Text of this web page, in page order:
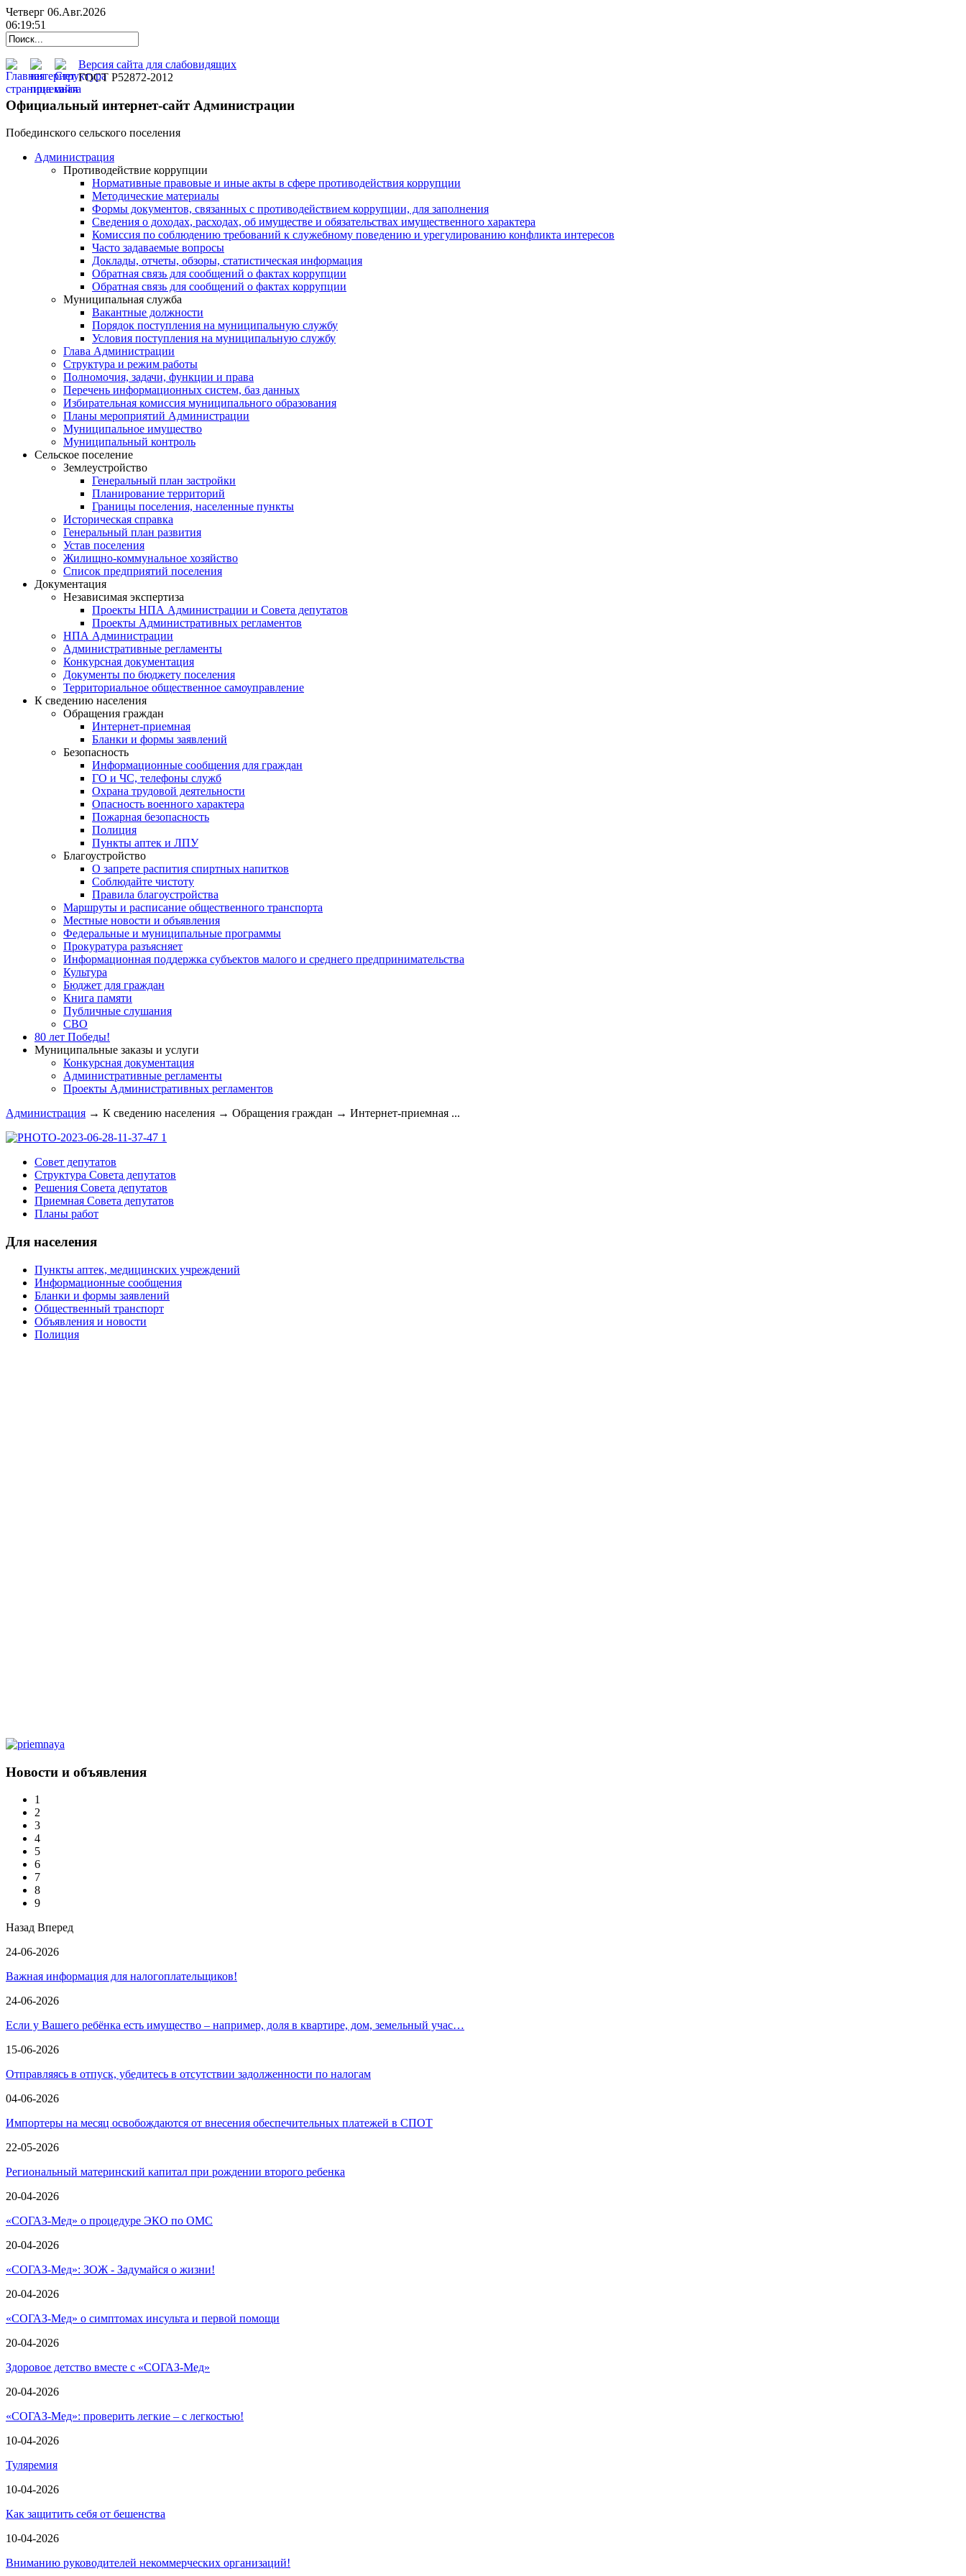
Четверг 06.Авг.2026
06:19:52
Версия сайта для слабовидящих
ГОСТ Р52872-2012
Официальный интернет-сайт Администрации
Побединского сельского поселения
Администрация
Противодействие коррупции
Нормативные правовые и иные акты в сфере противодействия коррупции
Методические материалы
Формы документов, связанных с противодействием коррупции, для заполнения
Сведения о доходах, расходах, об имуществе и обязательствах имущественного характера
Комиссия по соблюдению требований к служебному поведению и урегулированию конфликта интересов
Часто задаваемые вопросы
Доклады, отчеты, обзоры, статистическая информация
Обратная связь для сообщений о фактах коррупции
Обратная связь для сообщений о фактах коррупции
Муниципальная служба
Вакантные должности
Порядок поступления на муниципальную службу
Условия поступления на муниципальную службу
Глава Администрации
Структура и режим работы
Полномочия, задачи, функции и права
Перечень информационных систем, баз данных
Избирательная комиссия муниципального образования
Планы мероприятий Администрации
Муниципальное имущество
Муниципальный контроль
Сельское поселение
Землеустройство
Генеральный план застройки
Планирование территорий
Границы поселения, населенные пункты
Историческая справка
Генеральный план развития
Устав поселения
Жилищно-коммунальное хозяйство
Список предприятий поселения
Документация
Независимая экспертиза
Проекты НПА Администрации и Совета депутатов
Проекты Административных регламентов
НПА Администрации
Административные регламенты
Конкурсная документация
Документы по бюджету поселения
Территориальное общественное самоуправление
К сведению населения
Обращения граждан
Интернет-приемная
Бланки и формы заявлений
Безопасность
Информационные сообщения для граждан
ГО и ЧС, телефоны служб
Охрана трудовой деятельности
Опасность военного характера
Пожарная безопасность
Полиция
Пункты аптек и ЛПУ
Благоустройство
О запрете распития спиртных напитков
Соблюдайте чистоту
Правила благоустройства
Маршруты и расписание общественного транспорта
Местные новости и объявления
Федеральные и муниципальные программы
Прокуратура разъясняет
Информационная поддержка субъектов малого и среднего предпринимательства
Культура
Бюджет для граждан
Книга памяти
Публичные слушания
СВО
80 лет Победы!
Муниципальные заказы и услуги
Конкурсная документация
Административные регламенты
Проекты Административных регламентов
Администрация → К сведению населения → Обращения граждан → Интернет-приемная ...
Совет депутатов
Структура Совета депутатов
Решения Совета депутатов
Приемная Совета депутатов
Планы работ
Для населения
Пункты аптек, медицинских учреждений
Информационные сообщения
Бланки и формы заявлений
Общественный транспорт
Объявления и новости
Полиция
Новости и объявления
1
2
3
4
5
6
7
8
9
Назад Вперед
24-06-2026
Важная информация для налогоплательщиков!
24-06-2026
Если у Вашего ребёнка есть имущество – например, доля в квартире, дом, земельный учас…
15-06-2026
Отправляясь в отпуск, убедитесь в отсутствии задолженности по налогам
04-06-2026
Импортеры на месяц освобождаются от внесения обеспечительных платежей в СПОТ
22-05-2026
Региональный материнский капитал при рождении второго ребенка
20-04-2026
«СОГАЗ-Мед» о процедуре ЭКО по ОМС
20-04-2026
«СОГАЗ-Мед»: ЗОЖ - Задумайся о жизни!
20-04-2026
«СОГАЗ-Мед» о симптомах инсульта и первой помощи
20-04-2026
Здоровое детство вместе с «СОГАЗ-Мед»
20-04-2026
«СОГАЗ-Мед»: проверить легкие – с легкостью!
10-04-2026
Туляремия
10-04-2026
Как защитить себя от бешенства
10-04-2026
Вниманию руководителей некоммерческих организаций!